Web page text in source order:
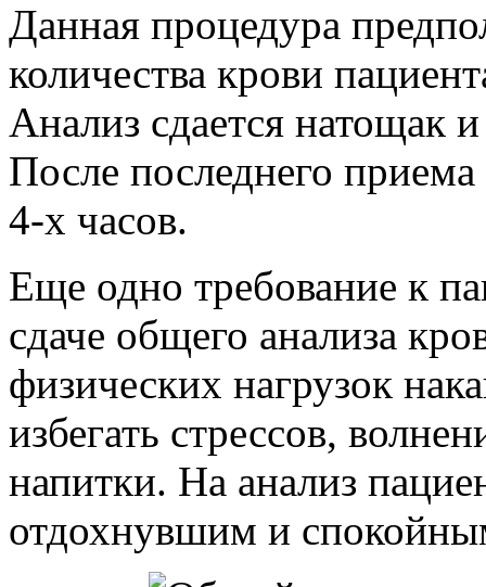
Данная процедура
количества крови
Анализ сдается натощак
После последнего
4-х часов.
Еще одно требование к
сдаче общего анализа
физических нагрузок
избегать стрессов,
напитки. На анализ
отдохнувшим и